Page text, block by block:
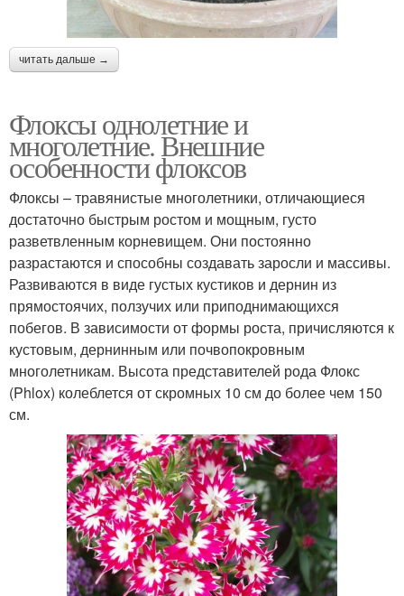
читать дальше →
Флоксы однолетние и
многолетние. Внешние
особенности флоксов
Флоксы – травянистые многолетники, отличающиеся
достаточно быстрым ростом и мощным, густо
разветвленным корневищем. Они постоянно
разрастаются и способны создавать заросли и массивы.
Развиваются в виде густых кустиков и дернин из
прямостоячих, ползучих или приподнимающихся
побегов. В зависимости от формы роста, причисляются к
кустовым, дернинным или почвопокровным
многолетникам. Высота представителей рода Флокс
(Phlox) колеблется от скромных 10 см до более чем 150
см.